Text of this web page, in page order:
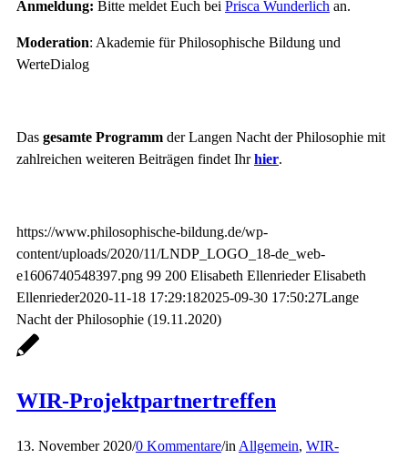
Anmeldung: Bitte meldet Euch bei Prisca Wunderlich an.
Moderation: Akademie für Philosophische Bildung und
WerteDialog
Das gesamte Programm der Langen Nacht der Philosophie mit
zahlreichen weiteren Beiträgen findet Ihrhier.
https://www.philosophische-bildung.de/wp-
content/uploads/2020/11/LNDP_LOGO_18-de_web-
e1606740548397.png 99 200 Elisabeth Ellenrieder Elisabeth
Ellenrieder2020-11-18 17:29:182025-09-30 17:50:27Lange
Nacht der Philosophie (19.11.2020)
WIR-Projektpartnertreffen
13. November 2020/0 Kommentare/in Allgemein, WIR-